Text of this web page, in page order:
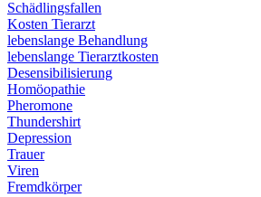
Schädlingsfallen
Kosten Tierarzt
lebenslange Behandlung
lebenslange Tierarztkosten
Desensibilisierung
Homöopathie
Pheromone
Thundershirt
Depression
Trauer
Viren
Fremdkörper